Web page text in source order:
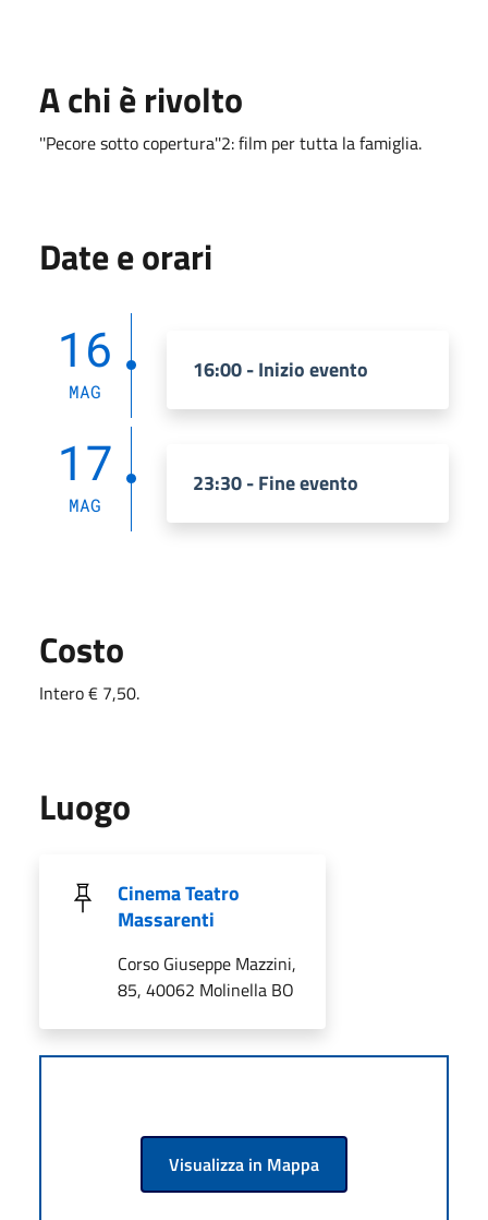
A chi è rivolto
''Pecore sotto copertura''2: film per tutta la famiglia.
Date e orari
16
MAG
16:00 - Inizio evento
17
MAG
23:30 - Fine evento
Costo
Intero € 7,50.
Luogo
Cinema Teatro
Massarenti
Corso Giuseppe Mazzini,
85, 40062 Molinella BO
Visualizza in Mappa